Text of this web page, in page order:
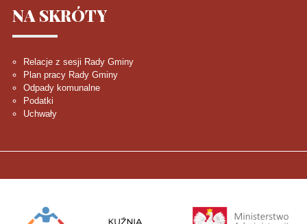
NA SKRÓTY
Relacje z sesji Rady Gminy
Plan pracy Rady Gminy
Odpady komunalne
Podatki
Uchwały